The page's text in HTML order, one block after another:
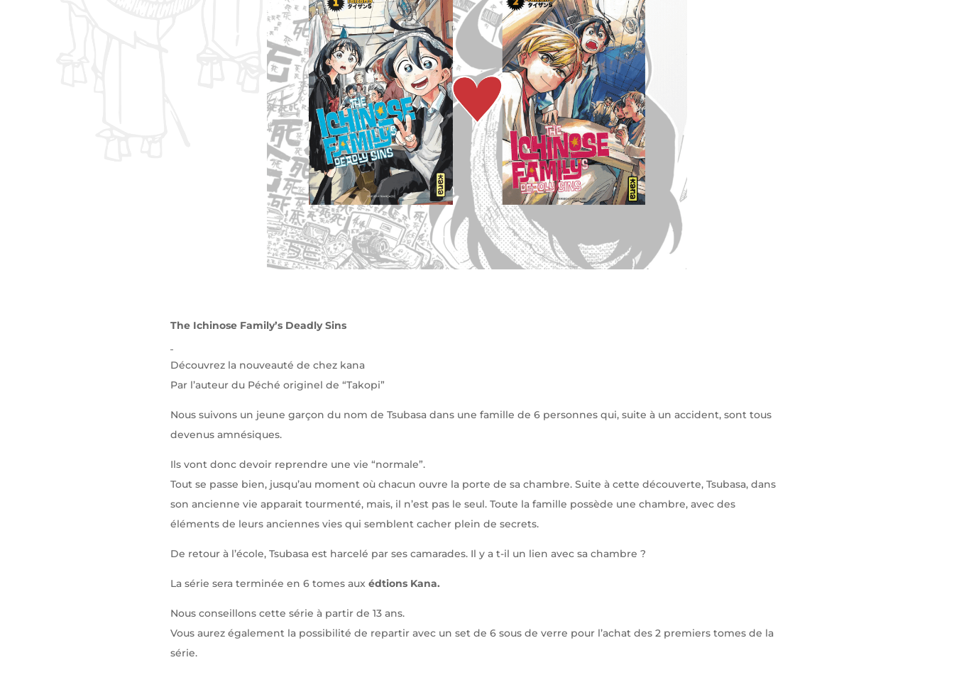
The Ichinose Family’s Deadly Sins
Découvrez la nouveauté de chez kana
Par l’auteur du Péché originel de “Takopi”
Nous suivons un jeune garçon du nom de Tsubasa dans une famille de 6 personnes qui, suite à un accident, sont tous
devenus amnésiques.
Ils vont donc devoir reprendre une vie “normale”.
Tout se passe bien, jusqu’au moment où chacun ouvre la porte de sa chambre. Suite à cette découverte, Tsubasa, dans
son ancienne vie apparait tourmenté, mais, il n’est pas le seul. Toute la famille possède une chambre, avec des
éléments de leurs anciennes vies qui semblent cacher plein de secrets.
De retour à l’école, Tsubasa est harcelé par ses camarades. Il y a t-il un lien avec sa chambre ?
La série sera terminée en 6 tomes aux édtions Kana.
Nous conseillons cette série à partir de 13 ans.
Vous aurez également la possibilité de repartir avec un set de 6 sous de verre pour l’achat des 2 premiers tomes de la
série.